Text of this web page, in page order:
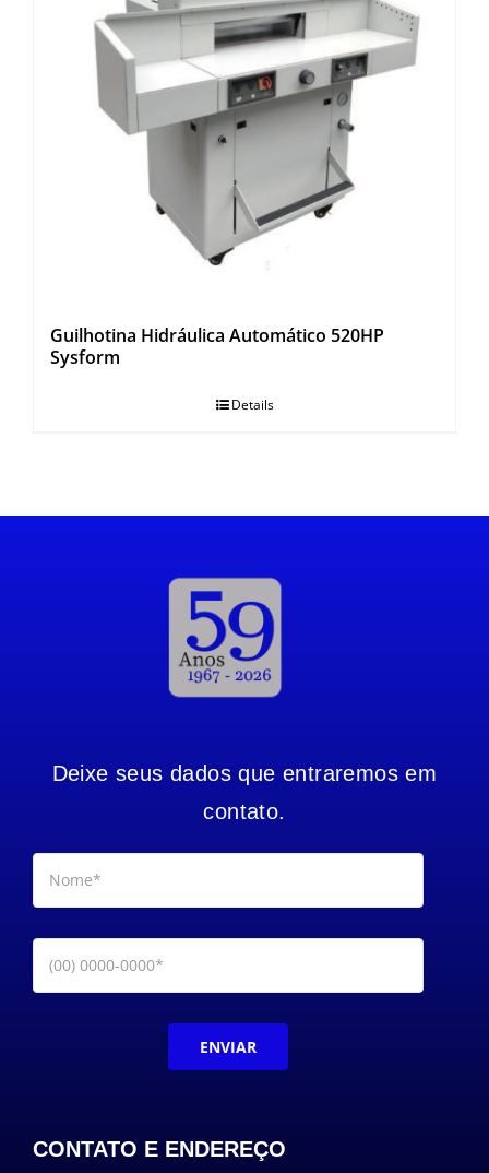
Guilhotina Hidráulica Automático 520HP
Sysform
Details
Deixe seus dados que entraremos em
contato.
ENVIAR
CONTATO E ENDEREÇO